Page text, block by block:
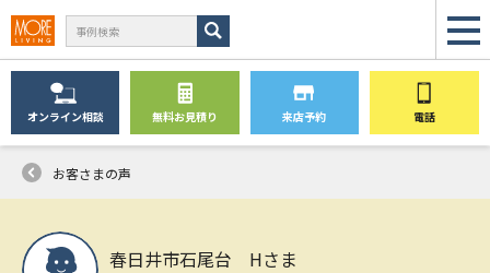
オンライン相談 無料お見積り 来店予約 電話
お客さまの声
春日井市石尾台 Hさま